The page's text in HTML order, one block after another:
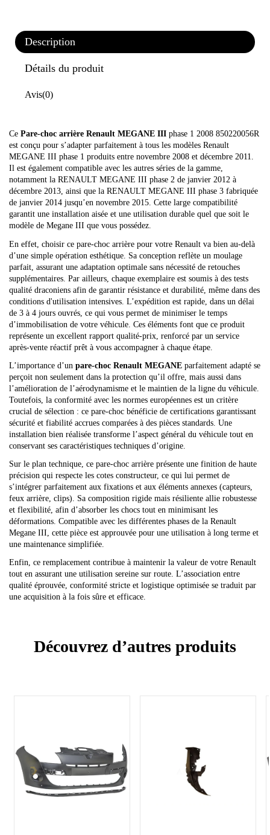
Description
Détails du produit
Avis(0)
Ce Pare-choc arrière Renault MEGANE III phase 1 2008 850220056R
est conçu pour s’adapter parfaitement à tous les modèles Renault
MEGANE III phase 1 produits entre novembre 2008 et décembre 2011.
Il est également compatible avec les autres séries de la gamme,
notamment la RENAULT MEGANE III phase 2 de janvier 2012 à
décembre 2013, ainsi que la RENAULT MEGANE III phase 3 fabriquée
de janvier 2014 jusqu’en novembre 2015. Cette large compatibilité
garantit une installation aisée et une utilisation durable quel que soit le
modèle de Megane III que vous possédez.
En effet, choisir ce pare-choc arrière pour votre Renault va bien au-delà
d’une simple opération esthétique. Sa conception reflète un moulage
parfait, assurant une adaptation optimale sans nécessité de retouches
supplémentaires. Par ailleurs, chaque exemplaire est soumis à des tests
qualité draconiens afin de garantir résistance et durabilité, même dans des
conditions d'utilisation intensives. L’expédition est rapide, dans un délai
de 3 à 4 jours ouvrés, ce qui vous permet de minimiser le temps
d’immobilisation de votre véhicule. Ces éléments font que ce produit
représente un excellent rapport qualité-prix, renforcé par un service
après-vente réactif prêt à vous accompagner à chaque étape.
L’importance d’un pare-choc Renault MEGANE parfaitement adapté se
perçoit non seulement dans la protection qu’il offre, mais aussi dans
l’amélioration de l’aérodynamisme et le maintien de la ligne du véhicule.
Toutefois, la conformité avec les normes européennes est un critère
crucial de sélection : ce pare-choc bénéficie de certifications garantissant
sécurité et fiabilité accrues comparées à des pièces standards. Une
installation bien réalisée transforme l’aspect général du véhicule tout en
conservant ses caractéristiques techniques d’origine.
Sur le plan technique, ce pare-choc arrière présente une finition de haute
précision qui respecte les cotes constructeur, ce qui lui permet de
s’intégrer parfaitement aux fixations et aux éléments annexes (capteurs,
feux arrière, clips). Sa composition rigide mais résiliente allie robustesse
et flexibilité, afin d’absorber les chocs tout en minimisant les
déformations. Compatible avec les différentes phases de la Renault
Megane III, cette pièce est approuvée pour une utilisation à long terme et
une maintenance simplifiée.
Enfin, ce remplacement contribue à maintenir la valeur de votre Renault
tout en assurant une utilisation sereine sur route. L’association entre
qualité éprouvée, conformité stricte et logistique optimisée se traduit par
une acquisition à la fois sûre et efficace.
Découvrez d’autres produits